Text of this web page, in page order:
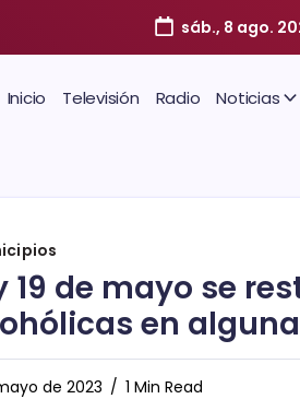
sáb., 8 ago.
Inicio Televisión Radio Noticias
19 de mayo se
en
de 2023 1 Min Read